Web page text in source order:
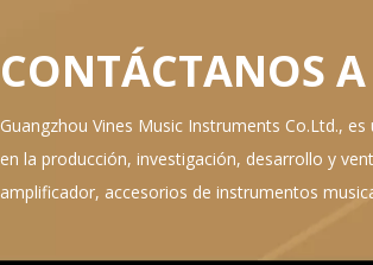
CONTÁCTANOS
Guangzhou Vines Music Instruments Co.Ltd.,
en la producción, investigación, desarrollo y
amplificador, accesorios de instrumentos